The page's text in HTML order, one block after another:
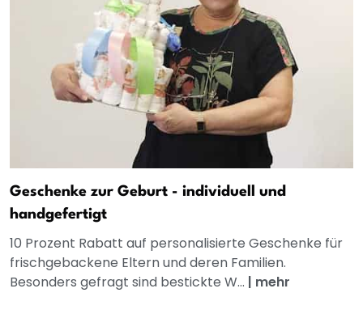
Geschenke zur Geburt - individuell und
handgefertigt
10 Prozent Rabatt auf personalisierte Geschenke für
frischgebackene Eltern und deren Familien.
Besonders gefragt sind bestickte W... | mehr